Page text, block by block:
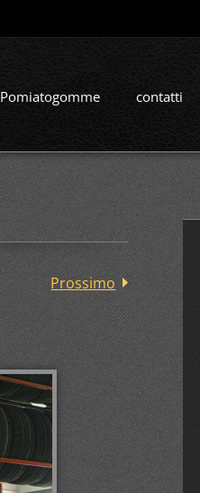
Pomiatogomme contatti
Prossimo